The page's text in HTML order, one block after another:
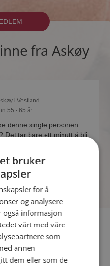
fra Askøy
i Vestland
55 - 65 år
denne single personen
Det tar bare ett minutt å bli
Anhelina,Nygodstart
bruker
for å
og analysere
også informasjon
vårt med våre
som
annen
dem eller som de